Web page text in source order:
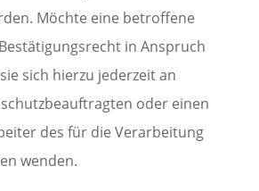
Möchte eine betroffene
in Anspruch
sich hierzu jederzeit an
oder einen
des für die Verarbeitung
wenden.